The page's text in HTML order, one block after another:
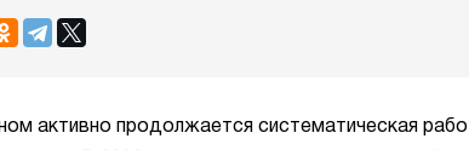
активно продолжается систематическая